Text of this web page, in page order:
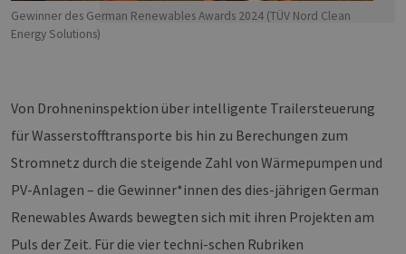
Gewinner des German Renewables Awards 2024 (TÜV Nord Clean
Energy Solutions)
Von Drohneninspektion über intelligente Trailersteuerung
für Wasserstofftransporte bis hin zu Berechungen zum
Stromnetz durch die steigende Zahl von Wärmepumpen und
PV-Anlagen – die Gewinner*innen des dies-jährigen German
Renewables Awards bewegten sich mit ihren Projekten am
Puls der Zeit. Für die vier techni-schen Rubriken